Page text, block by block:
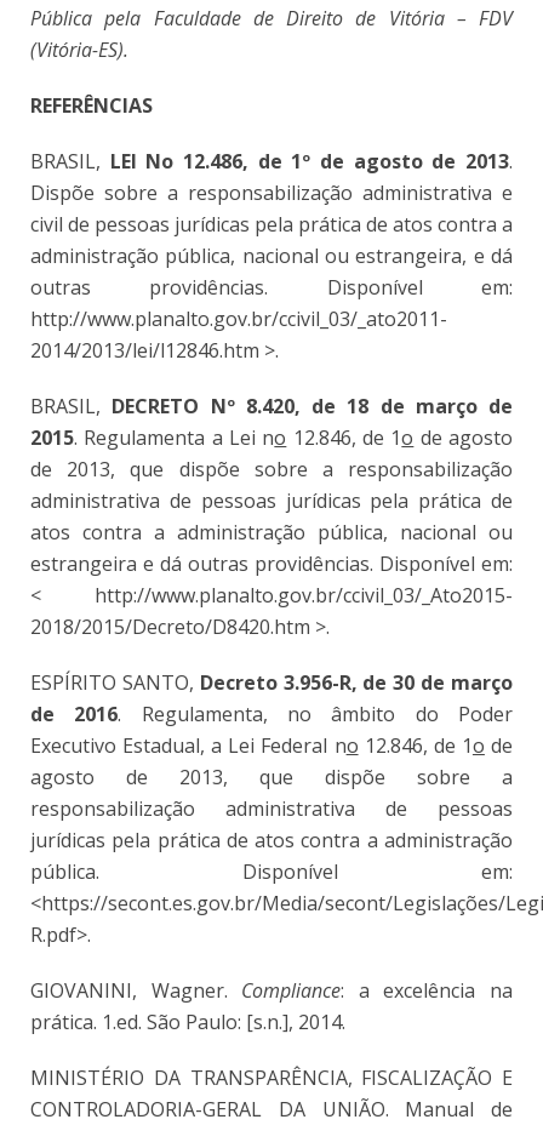
Pública pela Faculdade de Direito de Vitória – FDV
(Vitória-ES).
REFERÊNCIAS
BRASIL, LEI No 12.486, de 1º de agosto de 2013.
Dispõe sobre a responsabilização administrativa e
civil de pessoas jurídicas pela prática de atos contra a
administração pública, nacional ou estrangeira, e dá
outras providências. Disponível em:
http://www.planalto.gov.br/ccivil_03/_ato2011-
2014/2013/lei/l12846.htm >.
BRASIL, DECRETO Nº 8.420, de 18 de março de
2015. Regulamenta a Lei no 12.846, de 1o de agosto
de 2013, que dispõe sobre a responsabilização
administrativa de pessoas jurídicas pela prática de
atos contra a administração pública, nacional ou
estrangeira e dá outras providências. Disponível em:
< http://www.planalto.gov.br/ccivil_03/_Ato2015-
2018/2015/Decreto/D8420.htm >.
ESPÍRITO SANTO, Decreto 3.956-R, de 30 de março
de 2016. Regulamenta, no âmbito do Poder
Executivo Estadual, a Lei Federal no 12.846, de 1o de
agosto de 2013, que dispõe sobre a
responsabilização administrativa de pessoas
jurídicas pela prática de atos contra a administração
pública. Disponível em:
<https://secont.es.gov.br/Media/secont/Legislações/
R.pdf>.
GIOVANINI, Wagner. Compliance: a excelência na
prática. 1.ed. São Paulo: [s.n.], 2014.
MINISTÉRIO DA TRANSPARÊNCIA, FISCALIZAÇÃO E
CONTROLADORIA-GERAL DA UNIÃO. Manual de